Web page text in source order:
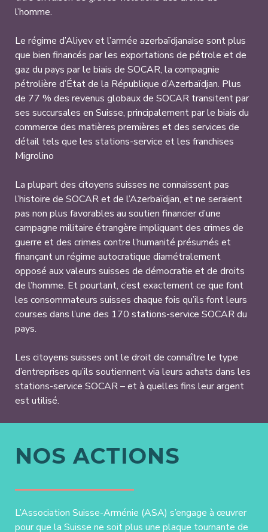
l’homme.
Le régime d’Aliyev et l’armée azerbaïdjanaise sont plus
que bien financés par les exportations de pétrole et de
gaz du pays par le biais de SOCAR, la compagnie
pétrolière d’État de la République d’Azerbaïdjan. Plus
de 77 % des revenus globaux de SOCAR transitent par
ses succursales en Suisse, principalement par le biais du
commerce des matières premières et des services de
détail tels que les stations-service et les franchises
Migrolino
La plupart des citoyens suisses ne connaissent pas
l’histoire de SOCAR et de l’Azerbaïdjan, et ne seraient
pas non plus favorables au soutien financier d’une
campagne militaire étrangère impliquant des crimes de
guerre et des crimes contre l’humanité présumés et
finançant un régime autocratique diamétralement
opposé aux valeurs suisses de démocratie et de droits
de l’homme. Et pourtant, c’est exactement ce que font
les consommateurs suisses chaque fois qu’ils font leurs
courses dans l’une des 170 stations-service SOCAR du
pays.
Les citoyens suisses ont le droit de connaître le type
d’entreprises qu’ils soutiennent via leurs achats dans les
stations-service SOCAR – et à quelles fins leur argent
est utilisé.
NOS ACTIONS
L’Association Suisse-Arménie (ASA) s’engage à œuvrer
pour que la Suisse ne soit plus une plaque tournante de